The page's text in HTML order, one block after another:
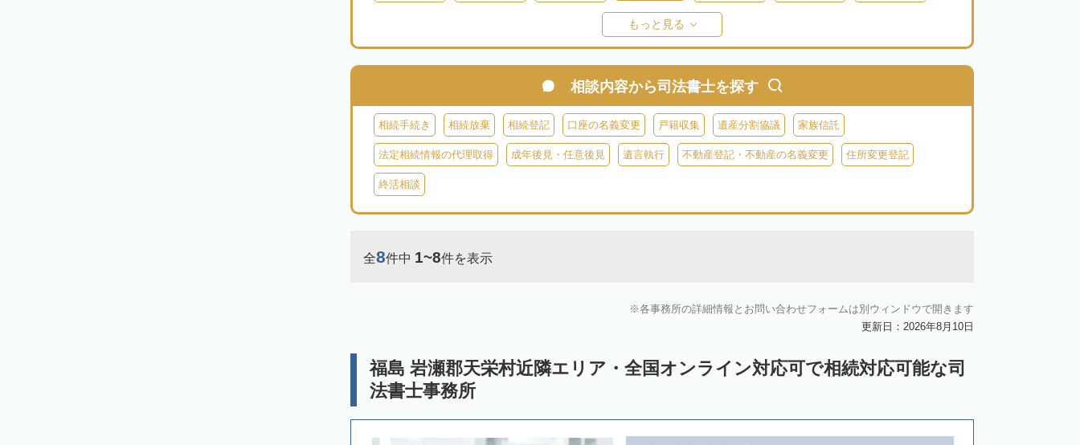
双葉郡浪江町
耶麻郡猪苗代町 耶麻郡磐梯町 耶麻郡西会津町 耶麻郡北塩原村 河沼郡会津坂下町 河沼郡柳津町
大沼郡金山町 大沼郡三島町 大沼郡昭和村
南会津郡下郷町 南会津郡只見町 南会津郡檜枝岐村
もっと見る
相談内容から司法書士を探す
相続手続き 相続放棄 相続登記 口座の名義変更 戸籍収集 遺産分割協議 家族信託
法定相続情報の代理取得 成年後見・任意後見 遺言執行 不動産登記・不動産の名義変更 住所変更登記
終活相談
全8件中 1~8件を表示
各事務所の詳細情報とお問い合わせフォームは別ウィンドウで開きます
更新日：2026年8月10日
福島 岩瀬郡天栄村近隣エリア・全国オンライン対応可で相続対応可能な司
法書士事務所